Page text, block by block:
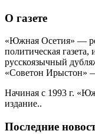
О газете
«Южная Осетия» —
политическая газета,
русскоязычный
«Советон Ирыстон»
Начиная с 1993 г.
издание..
Последние